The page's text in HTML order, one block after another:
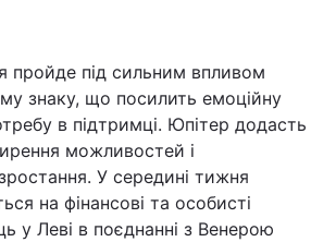
пройде під сильним впливом
знаку, що посилить емоційну
в підтримці. Юпітер додасть
можливостей і
У середині тижня
на фінансові та особисті
у Леві в поєднанні з Венерою